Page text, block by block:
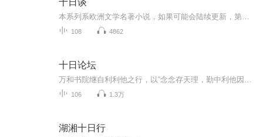
108 4862
十日论坛
106 1.3万
湖湘十日行